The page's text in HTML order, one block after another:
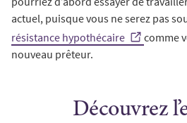
actuel, puisque vous ne serez pas
résistance hypothécaire
comme
nouveau prêteur.
Découvrez